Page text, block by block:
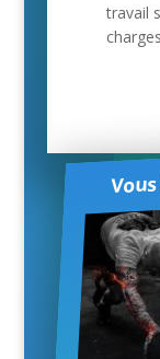
travail